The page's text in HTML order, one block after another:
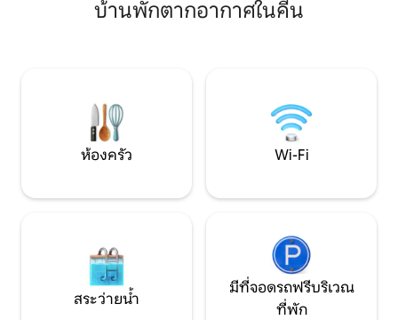
ทรายส่วนตัวของคุณที่มีท่าเรือตกปลาเดิน
ที่ร้านค้าและร้านอาหารมากมายของคีนอยู่
ห่างออกไปเพียง 15 นาที
ต้องการการพักผ่อ
ฟื้นฟู เป็นสถานที่ที่
บ้านพักตากอากาศในคีน
ห้องครัว Wi-Fi
สระว่ายน้ำ
มีที่จอดรถฟรีบริเวณ
ที่พัก